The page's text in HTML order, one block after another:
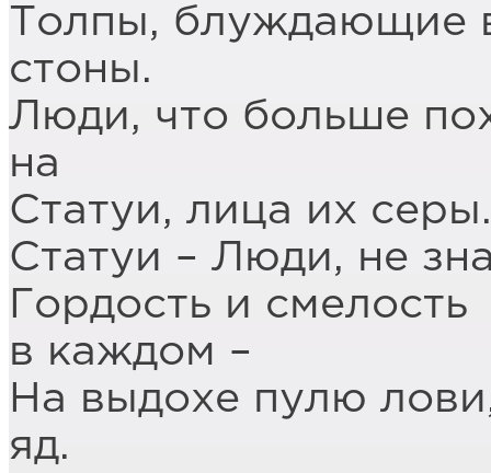
Толпы, блуждающие
стоны.
Люди, что больше
на
Статуи, лица их серы.
Статуи – Люди, не
Гордость и смелость
в каждом –
На выдохе пулю
яд.